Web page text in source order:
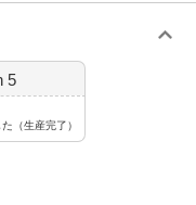
5
（生産完了）